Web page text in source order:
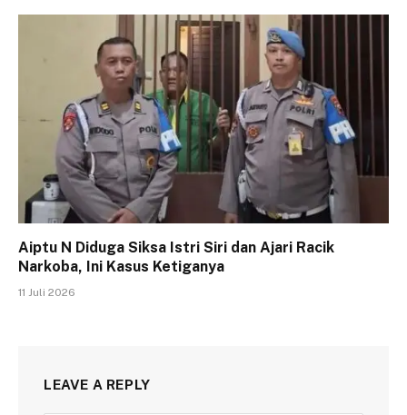
Aiptu N Diduga Siksa Istri Siri dan Ajari Racik
Narkoba, Ini Kasus Ketiganya
11 Juli 2026
LEAVE A REPLY